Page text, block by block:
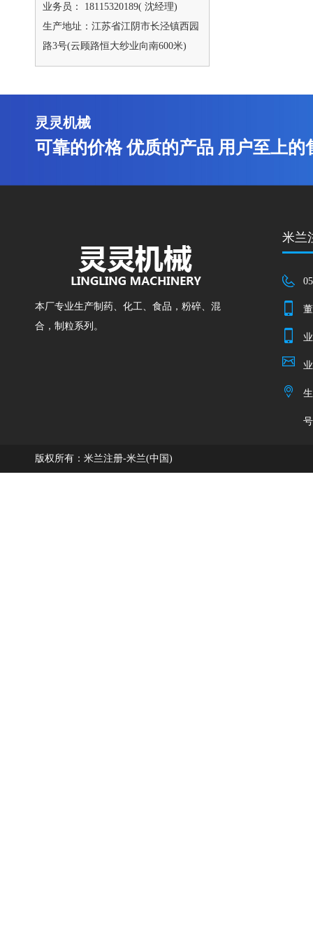
业务员： 18115320189( 沈经理)
生产地址：江苏省江阴市长泾镇西园
路3号(云顾路恒大纱业向南600米)
灵灵机械
可靠的价格 优质的产品 用户至上的
本厂专业生产制药、化工、食品，粉碎、混
合，制粒系列。
米兰
版权所有：米兰注册-米兰(中国)